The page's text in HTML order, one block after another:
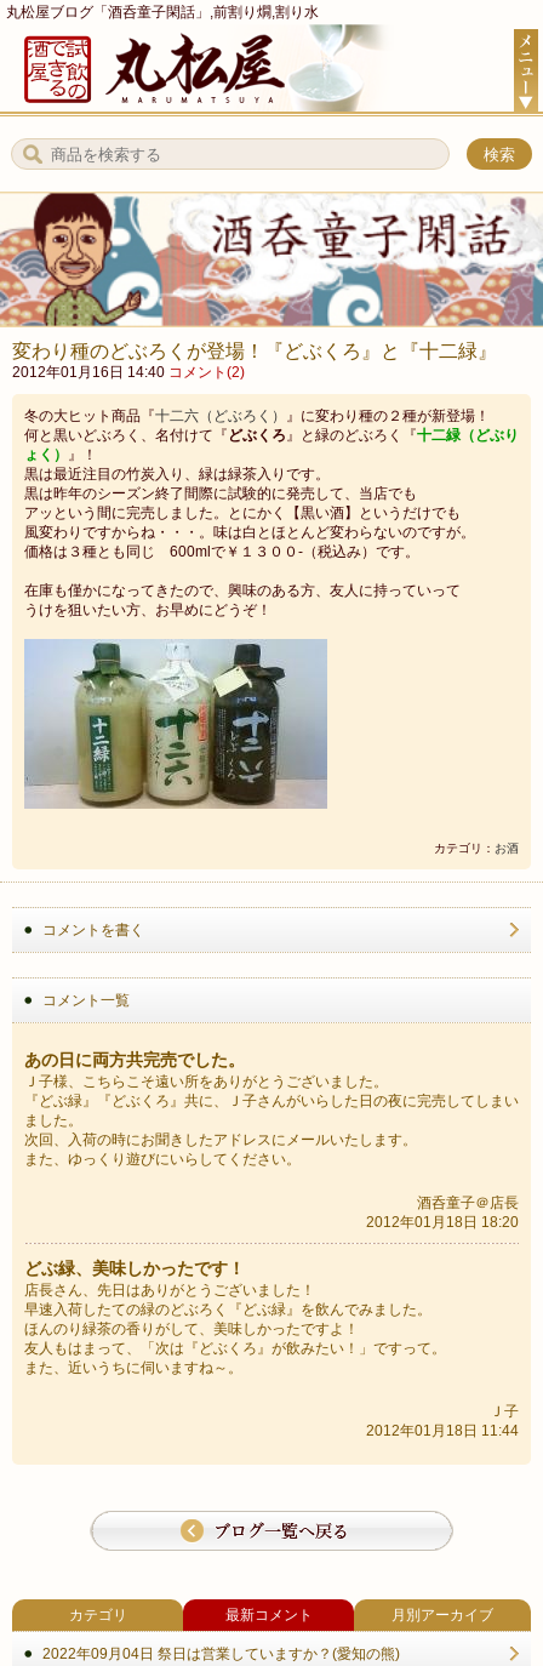
丸松屋ブログ「酒呑童子閑話」,前割り燗,割り水
変わり種のどぶろくが登場！『どぶくろ』と『十二緑』
2012年01月16日 14:40 コメント(2)
冬の大ヒット商品『十二六（どぶろく） 』に変わり種の２種が新登場！
何と黒いどぶろく、名付けて『 どぶくろ』と緑のどぶろく『十二緑（どぶり
ょく） 』！
黒は最近注目の竹炭入り、緑は緑茶入りです。
黒は昨年のシーズン終了間際に試験的に発売して、当店でも
アッという間に完売しました。とにかく【黒い酒】というだけでも
風変わりですからね・・・。味は白とほとんど変わらないのですが。
価格は３種とも同じ 600mlで￥１３００-（税込み）です。
在庫も僅かになってきたので、興味のある方、友人に持っていって
うけを狙いたい方、お早めにどうぞ！
カテゴリ： お酒
コメントを書く
コメント一覧
あの日に両方共完売でした。
Ｊ子様、こちらこそ遠い所をありがとうございました。
『どぶ緑』『どぶくろ』共に、Ｊ子さんがいらした日の夜に完売してしまい
ました。
次回、入荷の時にお聞きしたアドレスにメールいたします。
また、ゆっくり遊びにいらしてください。
酒呑童子＠店長
2012年01月18日 18:20
どぶ緑、美味しかったです！
店長さん、先日はありがとうございました！
早速入荷したての緑のどぶろく『どぶ緑』を飲んでみました。
ほんのり緑茶の香りがして、美味しかったですよ！
友人もはまって、「次は『どぶくろ』が飲みたい！」ですって。
また、近いうちに伺いますね～。
Ｊ子
2012年01月18日 11:44
カテゴリ 最新コメント 月別アーカイブ
2022年09月04日 祭日は営業していますか？(愛知の熊)